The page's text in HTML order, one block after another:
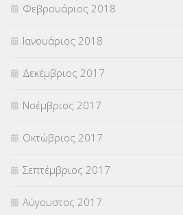
Φεβρουάριος 2018
Ιανουάριος 2018
Δεκέμβριος 2017
Νοέμβριος 2017
Οκτώβριος 2017
Σεπτέμβριος 2017
Αύγουστος 2017